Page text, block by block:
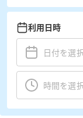
利用日時